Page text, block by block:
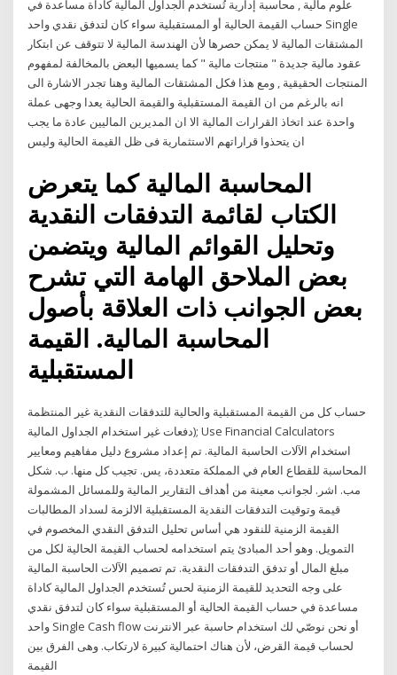
علوم مالية , محاسبة إدارية تُستخدم الجداول المالية كاداة مساعدة في
حساب القيمة الحالية أو المستقبلية سواء كان لتدفق نقدي واحد Single
المشتقات المالية لا يمكن حصرها لأن الهندسة المالية لا تتوقف عن ابتكار
عقود مالية جديدة " منتجات مالية " كما يسميها البعض بالمخالفة لمفهوم
المنتجات الحقيقية , ومع هذا فكل المشتقات المالية وهنا تجدر الاشارة الى
انه بالرغم من ان القيمة المستقبلية والقيمة الحالية يعدا وجهى عملة
واحدة عند اتخاذ القرارات المالية الا ان المديرين الماليين عادة ما يجب
ان يتحذوا قراراتهم الاستثمارية فى ظل القيمة الحالية وليس
المحاسبة المالية كما يتعرض
الكتاب لقائمة التدفقات النقدية
وتحليل القوائم المالية ويتضمن
بعض الملاحق الهامة التي تشرح
بعض الجوانب ذات العلاقة بأصول
المحاسبة المالية. القيمة
المستقبلية
حساب كل من القيمة المستقبلية والحالية للتدفقات النقدية غير المنتظمة
(دفعات غير استخدام الجداول المالية; Use Financial Calculators
استخدام الآلات الحاسبة المالية. تم إعداد مشروع دليل مفاهيم ومعايير
المحاسبة للقطاع العام في المملكة متعددة، يس. تجيب كل منها. ب. شكل
مب. اشر. لجوانب معينة من أهداف التقارير المالية وللمسائل المشمولة
قيمة وتوقيت التدفقات النقدية المستقبلية الالزمة لسداد المطالبات
القيمة الزمنية للنقود هي أساس تحليل التدفق النقدي المخصوم في
التمويل. وهو أحد المبادئ يتم استخدامه لحساب القيمة الحالية لكل من
مبلغ المال أو تدفق التدفقات النقدية. تم تصميم الآلات الحاسبة المالية
على وجه التحديد للقيمة الزمنية لحس تُستخدم الجداول المالية كاداة
مساعدة في حساب القيمة الحالية أو المستقبلية سواء كان لتدفق نقدي
واحد Single Cash flow أو نحن نوصّي لك استخدام حاسبة عبر الانترنت
لحساب قيمة القرض، لأن هناك احتمالية كبيرة لارتكاب. وهى الفرق بين
القيمة